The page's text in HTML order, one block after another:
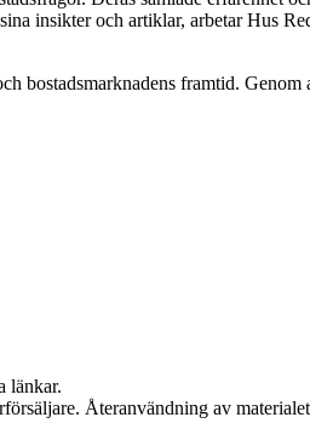
insikter och artiklar, arbetar Hus
bostadsmarknadens framtid.
länkar.
Återanvändning av